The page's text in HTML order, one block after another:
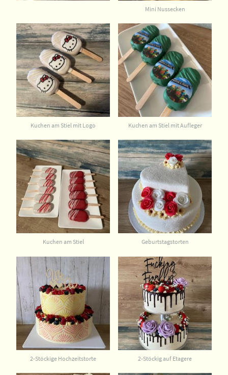
Mini Nussecken
Kuchen am Stiel mit Logo Kuchen am Stiel mit Aufleger
Kuchen am Stiel Geburtstagstorten
2-Stöckige Hochzeitstorte 2-Stöckig auf Etagere